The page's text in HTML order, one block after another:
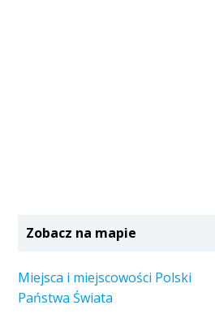
Zobacz na mapie
Miejsca i miejscowości Polski
Państwa Świata